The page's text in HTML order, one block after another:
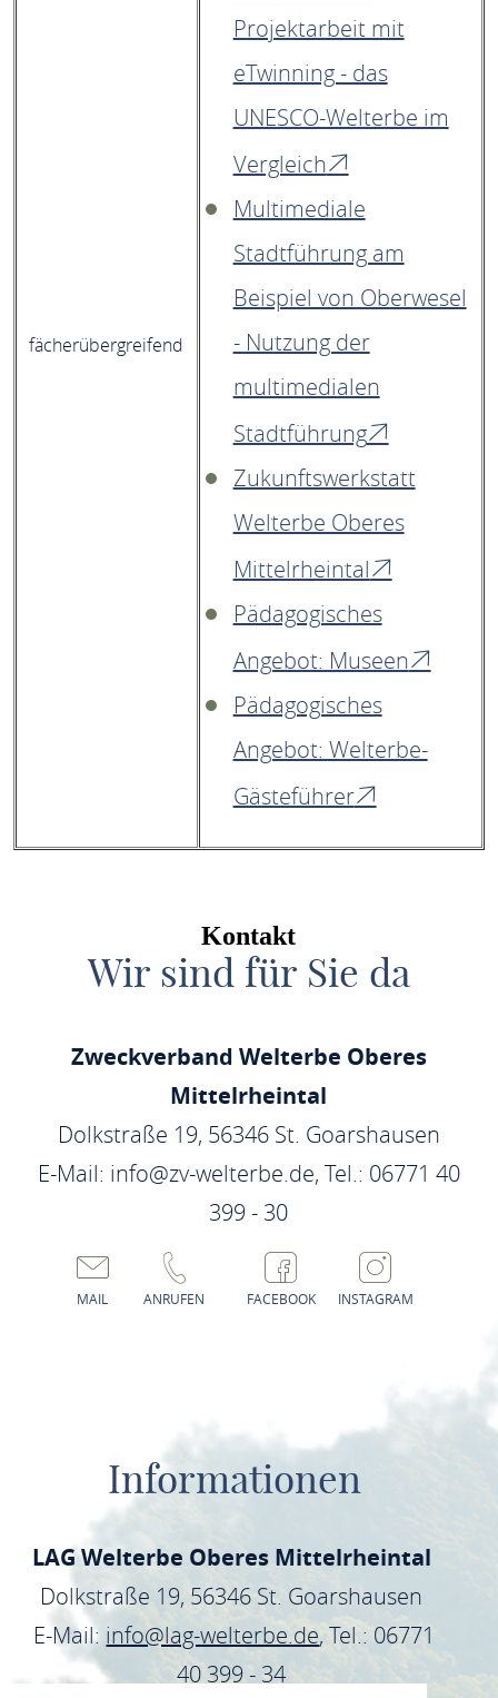
fächerübergreifend
Projektarbeit mit
eTwinning - das
UNESCO-Welterbe im
Vergleich
Multimediale
Stadtführung am
Beispiel von Oberwesel
- Nutzung der
multimedialen
Stadtführung
Zukunftswerkstatt
Welterbe Oberes
Mittelrheintal
Pädagogisches
Angebot: Museen
Pädagogisches
Angebot: Welterbe-
Gästeführer
Kontakt
Wir sind für Sie da
Zweckverband Welterbe Oberes
Mittelrheintal
Dolkstraße 19, 56346 St. Goarshausen
E-Mail: info@zv-welterbe.de, Tel.: 06771 40
399 - 30
MAIL ANRUFEN FACEBOOK INSTAGRAM
Informationen
LAG Welterbe Oberes Mittelrheintal
Dolkstraße 19, 56346 St. Goarshausen
E-Mail: info@lag-welterbe.de, Tel.: 06771
40 399 - 34